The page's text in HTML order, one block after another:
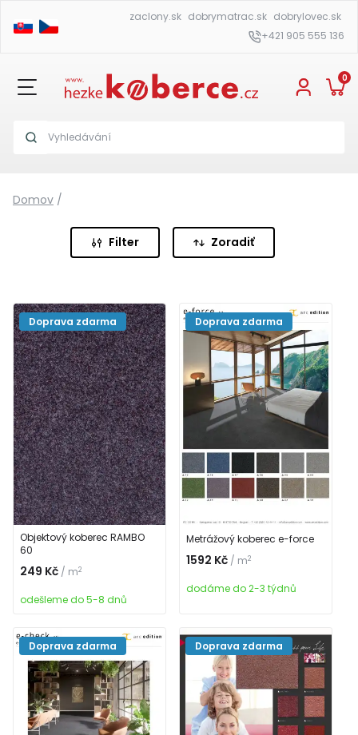
zaclony.sk dobrymatrac.sk dobrylovec.sk
+421 905 555 136
0
Domov /
Filter Zoradiť
Objektový koberec RAMBO
60
249 Kč / m2
odešleme do 5-8 dnů
Doprava zdarma
Metrážový koberec e-force
1592 Kč / m2
dodáme do 2-3 týdnů
Doprava zdarma
Doprava zdarma Doprava zdarma